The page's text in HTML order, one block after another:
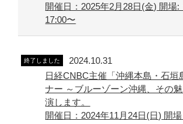
開催日：2025年2月28日(金) 開場:
17:00〜
終了しました
2024.10.31
日経CNBC主催「沖縄本島・石垣
ナー ～ブルーゾーン沖縄、その
演します。
開催日：2024年11月24日(日) 開場